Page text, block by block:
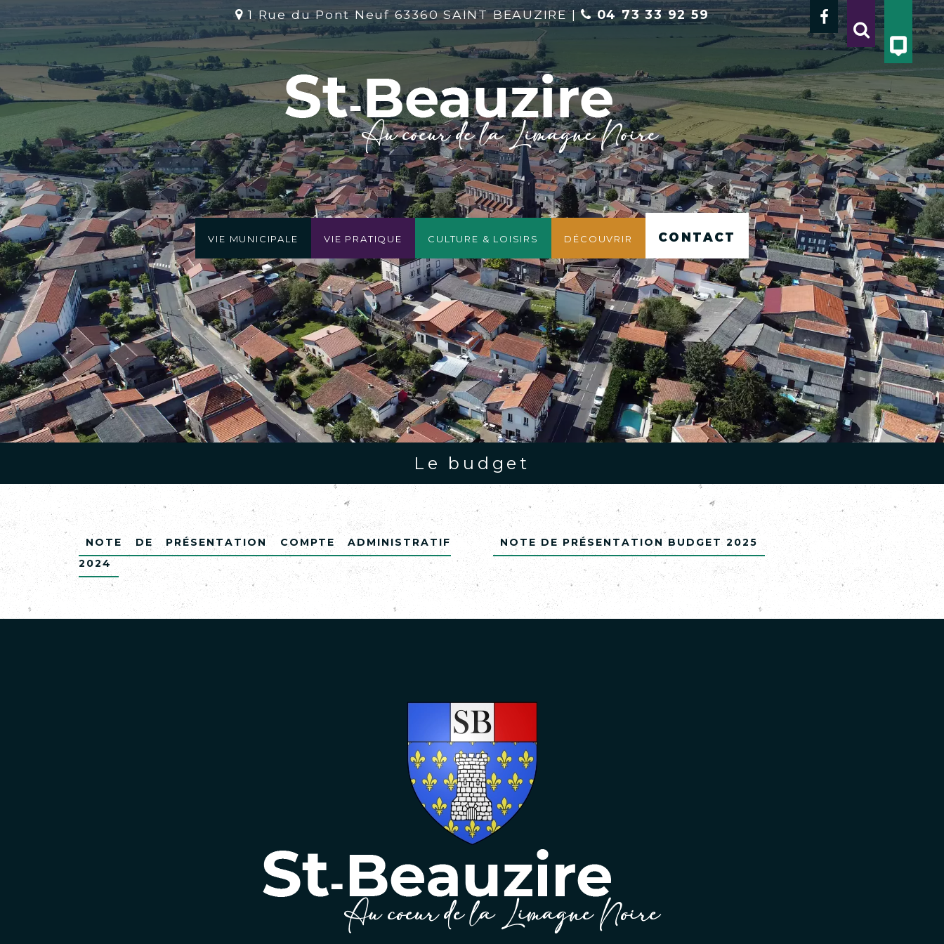
1 Rue du Pont Neuf 63360 SAINT BEAUZIRE | 04 73 33 92 59
Vie Municipale Vie pratique Culture & Loisirs Découvrir Contact
Le budget
Note de présentation Compte administratif
2024
Note de présentation Budget 2025